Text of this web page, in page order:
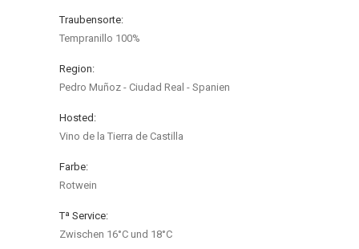
Traubensorte:
Tempranillo 100%
Region:
Pedro Muñoz - Ciudad Real - Spanien
Hosted:
Vino de la Tierra de Castilla
Farbe:
Rotwein
Tª Service:
Zwischen 16°C und 18°C